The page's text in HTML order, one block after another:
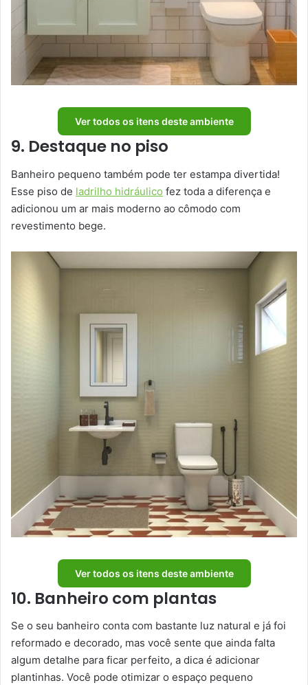
Ver todos os itens deste ambiente
9. Destaque no piso
Banheiro pequeno também pode ter estampa divertida!
Esse piso de ladrilho hidráulico fez toda a diferença e
adicionou um ar mais moderno ao cômodo com
revestimento bege.
Ver todos os itens deste ambiente
10. Banheiro com plantas
Se o seu banheiro conta com bastante luz natural e já foi
reformado e decorado, mas você sente que ainda falta
algum detalhe para ficar perfeito, a dica é adicionar
plantinhas. Você pode otimizar o espaço pequeno